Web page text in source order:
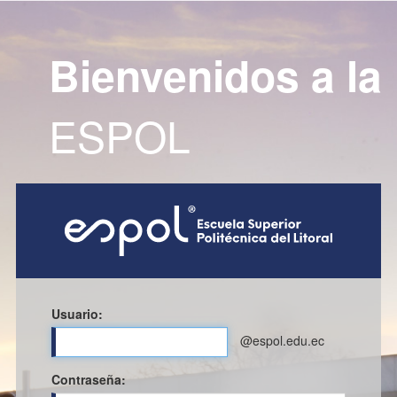
Bienvenidos a la
ESPOL
Usuario:
@espol.edu.ec
Contraseña: